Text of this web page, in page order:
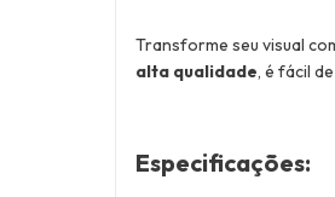
Transforme seu visual
alta qualidade, é fácil
Especificações: